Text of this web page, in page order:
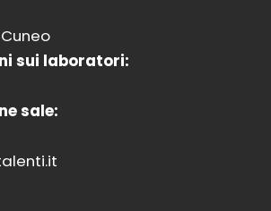
sui laboratori:
sale: